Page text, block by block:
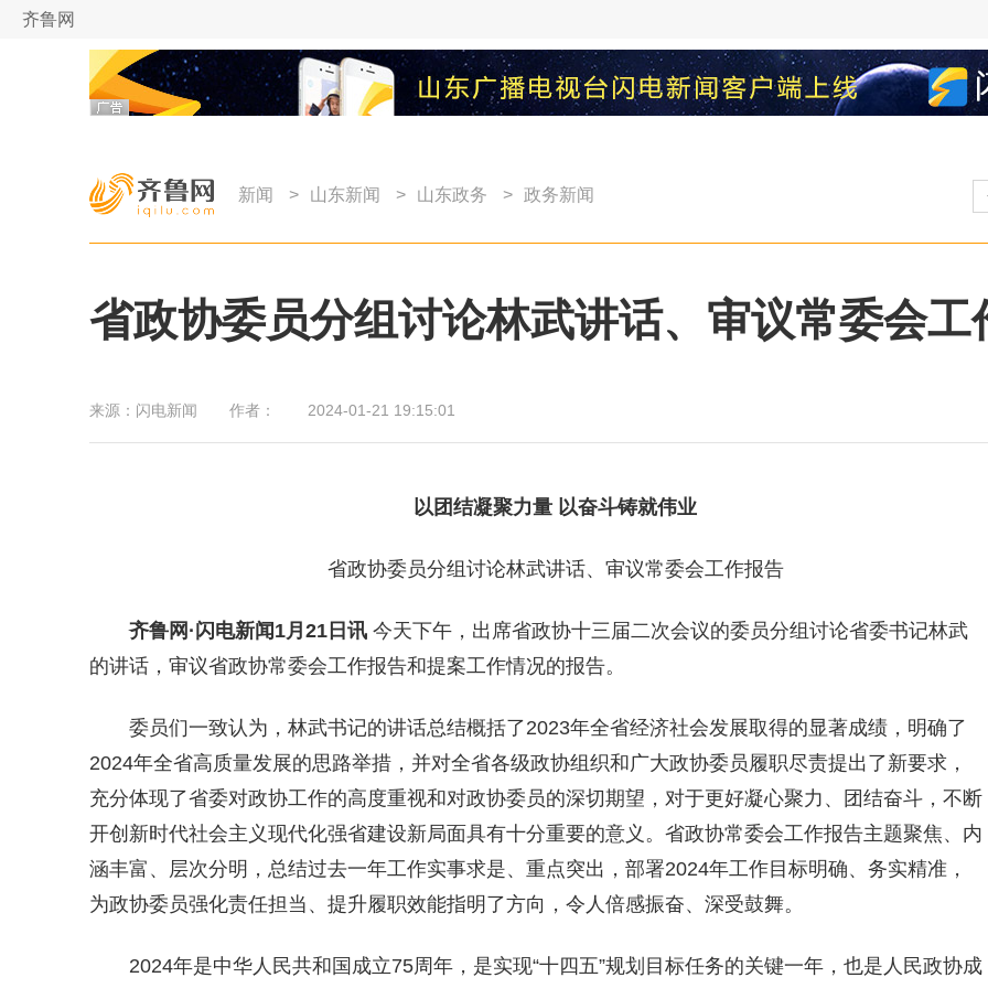
齐鲁网
新闻 > 山东新闻 > 山东政务 > 政务新闻
省政协委员分组讨论林武讲话、审议常委会工
来源： 闪电新闻 作者： 2024-01-21 19:15:01
以团结凝聚力量 以奋斗铸就伟业
省政协委员分组讨论林武讲话、审议常委会工作报告
齐鲁网 ·闪电新闻1月21日讯今天下午，出席省政协十三届二次会议的委员分组讨论省委书记林武
的讲话，审议省政协常委会工作报告和提案工作情况的报告。
委员们一致认为，林武书记的讲话总结概括了2023年全省经济社会发展取得的显著成绩，明确了
2024年全省高质量发展的思路举措，并对全省各级政协组织和广大政协委员履职尽责提出了新要求，
充分体现了省委对政协工作的高度重视和对政协委员的深切期望，对于更好凝心聚力、团结奋斗，不断
开创新时代社会主义现代化强省建设新局面具有十分重要的意义。省政协常委会工作报告主题聚焦、内
涵丰富、层次分明，总结过去一年工作实事求是、重点突出，部署2024年工作目标明确、务实精准，
为政协委员强化责任担当、提升履职效能指明了方向，令人倍感振奋、深受鼓舞。
2024年是中华人民共和国成立75周年，是实现“十四五”规划目标任务的关键一年，也是人民政协成